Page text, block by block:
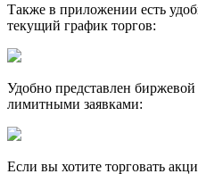
Также в приложении есть
текущий график торгов:
Удобно представлен
лимитными заявками:
Если вы хотите торговать